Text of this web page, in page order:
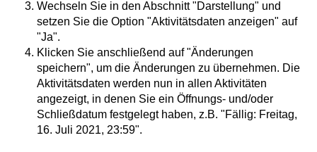
Wechseln Sie in den Abschnitt "Darstellung" und
setzen Sie die Option "Aktivitätsdaten anzeigen" auf
"Ja".
Klicken Sie anschließend auf "Änderungen
speichern", um die Änderungen zu übernehmen. Die
Aktivitätsdaten werden nun in allen Aktivitäten
angezeigt, in denen Sie ein Öffnungs- und/oder
Schließdatum festgelegt haben, z.B. "Fällig: Freitag,
16. Juli 2021, 23:59".